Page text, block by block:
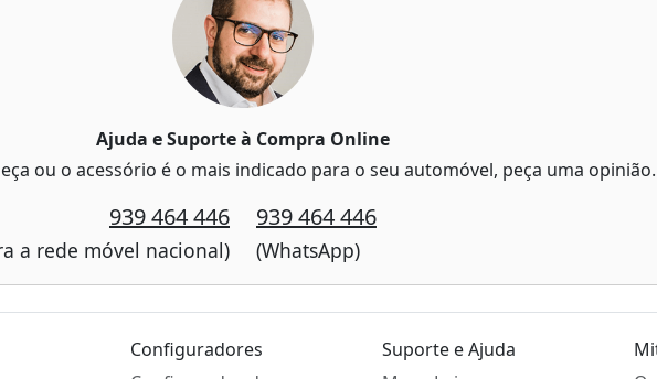
Ajuda e Suporte à Compra Online
ou o acessório é o mais indicado para o seu automóvel, peça uma opinião.
939 464 446
a rede móvel nacional)
939 464 446
(WhatsApp)
Configuradores
Suporte e Ajuda